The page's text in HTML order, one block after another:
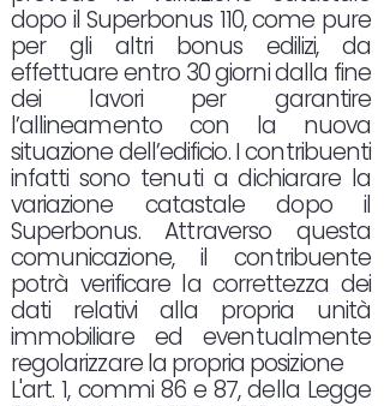
dopo il Superbonus 110, come pure
per gli altri bonus edilizi, da
effettuare entro 30 giorni dalla fine
dei lavori per garantire
l’allineamento con la nuova
situazione dell’edificio. I contribuenti
infatti sono tenuti a dichiarare la
variazione catastale dopo il
Superbonus. Attraverso questa
comunicazione, il contribuente
potrà verificare la correttezza dei
dati relativi alla propria unità
immobiliare ed eventualmente
regolarizzare la propria posizione
L'art. 1, commi 86 e 87, della Legge